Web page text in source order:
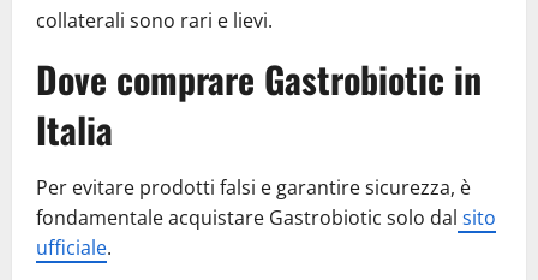
collaterali sono rari e lievi.
Dove comprare Gastrobiotic in
Italia
Per evitare prodotti falsi e garantire sicurezza, è
fondamentale acquistare Gastrobiotic solo dal sito
ufficiale.